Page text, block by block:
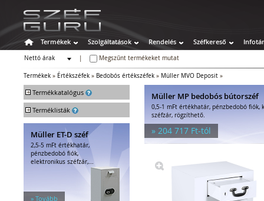
Termékek Szolgáltatások Rendelés Széfkereső Infotár
Nettó árak
Megszűnt termékeket mutat
Termékek » Értékszéfek » Bedobós értékszéfek » Müller MVO Deposit »
+ Termékkatalógus
Széfek
Értékszéfek
Faliszéfek
Padlószéfek
Lemezszekrények
Bedobós értékszéfek
+ Terméklisták
Müller ET-D széf
2,5-5 mFt értékhatár,
pénzbedobó fiók,
elektronikus széfzár,...
» Tovább
Müller MP bedobós bútorszéf
0,5-1 mFt értékhatár, pénzbedobó fiók,
széfzár, rögzíthető.
» 204 717 Ft-tól